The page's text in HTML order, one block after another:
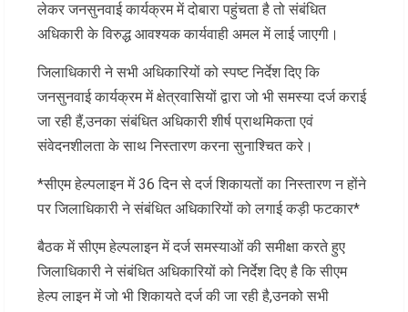
लेकर जनसुनवाई कार्यक्रम में दोबारा पहुंचता है तो संबंधित
अधिकारी के विरुद्ध आवश्यक कार्यवाही अमल में लाई जाएगी।
जिलाधिकारी ने सभी अधिकारियों को स्पष्ट निर्देश दिए कि
जनसुनवाई कार्यक्रम में क्षेत्रवासियों द्वारा जो भी समस्या दर्ज कराई
जा रही हैं,उनका संबंधित अधिकारी शीर्ष प्राथमिकता एवं
संवेदनशीलता के साथ निस्तारण करना सुनाश्चित करे।
*सीएम हेल्पलाइन में 36 दिन से दर्ज शिकायतों का निस्तारण न होंने
पर जिलाधिकारी ने संबंधित अधिकारियों को लगाई कड़ी फटकार*
बैठक में सीएम हेल्पलाइन में दर्ज समस्याओं की समीक्षा करते हुए
जिलाधिकारी ने संबंधित अधिकारियों को निर्देश दिए है कि सीएम
हेल्प लाइन में जो भी शिकायते दर्ज की जा रही है,उनको सभी